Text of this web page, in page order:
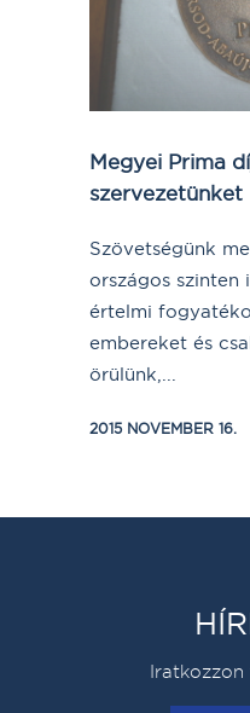
Megyei Prima
szervezetünket
Szövetségünk
országos szinten
értelmi
embereket és
örülünk,...
2015 NOVEMBER 16.
Iratkozzon